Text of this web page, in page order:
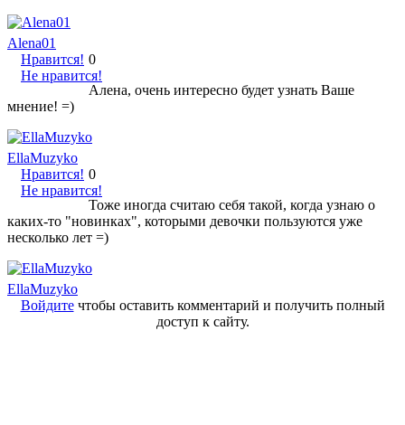
Alena01
Нравится!
Не нравится!
0
Алена, очень интересно будет узнать Ваше
мнение! =)
EllaMuzyko
Нравится!
Не нравится!
0
Тоже иногда считаю себя такой, когда узнаю о
каких-то "новинках", которыми девочки пользуются уже
несколько лет =)
EllaMuzyko
Войдитечтобы оставить комментарий и получить полный
доступ к сайту.